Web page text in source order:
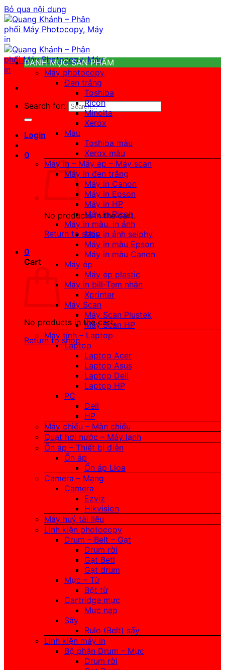
Bỏ qua nội dung
Search for:
Login
0
No products in the cart.
Return to shop
0
Cart
No products in the cart.
Return to shop
DANH MỤC SẢN PHẨM
Máy photocopy
Đen trắng
Toshiba
Ricoh
Minolta
Xerox
Màu
Toshiba màu
Xerox màu
Máy in – Máy ép – Máy scan
Máy in đen trắng
Máy in Canon
Máy in Epson
Máy in HP
Máy in Ricoh
Máy in màu, in ảnh
Máy in ảnh selphy
Máy in màu Epson
Máy in màu Canon
Máy ép
Máy ép plastic
Máy in bill-Tem nhãn
Xprinter
Máy Scan
Máy Scan Plustek
Máy Scan HP
Máy tính – Laptop
Laptop
Laptop Acer
Laptop Asus
Laptop Dell
Laptop HP
PC
Dell
HP
Máy chiếu – Màn chiếu
Quạt hơi nước – Máy lạnh
Ổn áp – Thiết bị điện
Ổn áp
Ổn áp Lioa
Camera – Mạng
Camera
Ezviz
Hikvision
Máy huỷ tài liệu
Linh kiện photocopy
Drum – Belt – Gạt
Drum rời
Gạt Betl
Gạt drum
Mực – Từ
Bột từ
Cartridge mực
Mực nạp
Sấy
Rulo (Belt) sấy
Linh kiện máy in
Bộ phận Drum – Mực
Drum rời